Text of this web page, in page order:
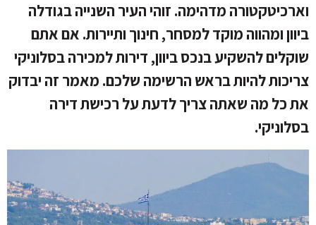
וארכיטקטורה מדהימה. זוהי העיר השנייה בגודלה
ביוון ומהווה מוקד למסחר, חינוך ותיירות. אם אתם
שוקלים להשקיע בנכס ביוון, דירות למכירה בסלוניקי
צריכות להיות בראש הרשימה שלכם. מאמר זה יבדוק
את כל מה שאתה צריך לדעת על רכישת דירה
בסלוניקי.